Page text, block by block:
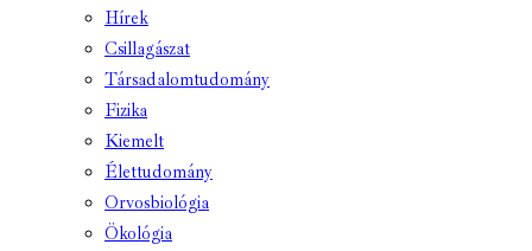
Hírek
Csillagászat
Társadalomtudomány
Fizika
Kiemelt
Élettudomány
Orvosbiológia
Ökológia